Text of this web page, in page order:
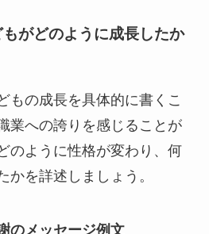
がどのように成長したか
もの成長を具体的に書くこ
業への誇りを感じることが
のように性格が変わり、何
かを詳述しましょう。
のメッセージ例文